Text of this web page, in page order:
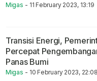
Migas - 11 February 2023, 13:19
Transisi Energi,
Percepat
Panas Bumi
Migas - 10 February 2023, 22:08